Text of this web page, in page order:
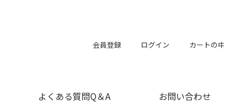
会員登録 ログイン カートの中
よくある質問Q＆A お問い合わせ